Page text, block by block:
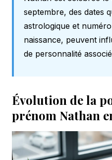
septembre, des dates
astrologique et
naissance, peuvent
de personnalité
Évolution de la
prénom Nathan